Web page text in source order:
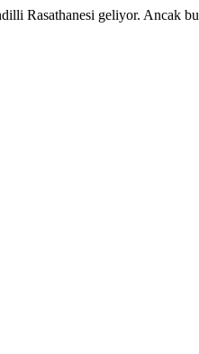
Rasathanesi geliyor. Ancak bu